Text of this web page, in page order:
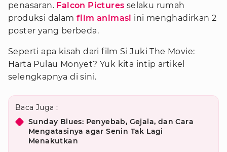
penasaran. Falcon Pictures selaku rumah
produksi dalam film animasi ini menghadirkan 2
poster yang berbeda.
Seperti apa kisah dari film Si Juki The Movie:
Harta Pulau Monyet? Yuk kita intip artikel
selengkapnya di sini.
Baca Juga :
Sunday Blues: Penyebab, Gejala, dan Cara
Mengatasinya agar Senin Tak Lagi
Menakutkan